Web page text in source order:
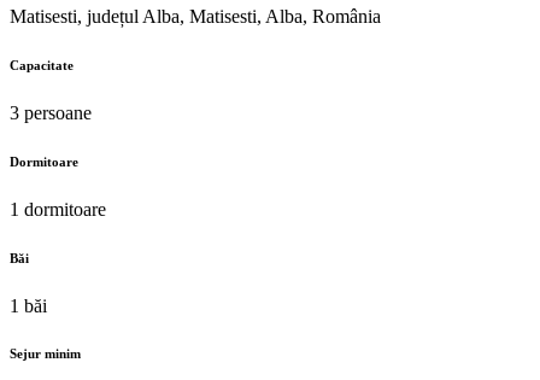
Matisesti, județul Alba, Matisesti, Alba, România
Capacitate
3 persoane
Dormitoare
1 dormitoare
Băi
1 băi
Sejur minim